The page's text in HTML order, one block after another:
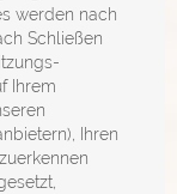
werden nach
Schließen
Ihrem
Ihren